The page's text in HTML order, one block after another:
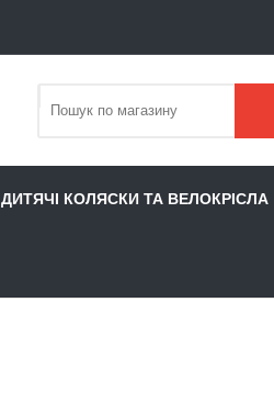
ДИТЯЧІ КОЛЯСКИ ТА ВЕЛОКРІСЛА